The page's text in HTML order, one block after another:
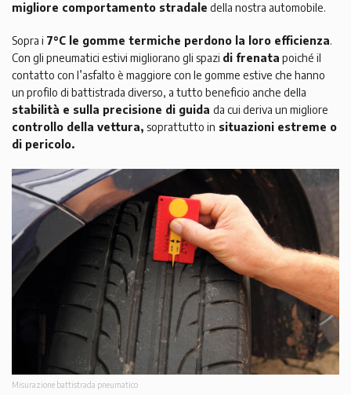
migliore comportamento stradale della nostra automobile.
Sopra i 7°C le gomme termiche perdono la loro efficienza.
Con gli pneumatici estivi migliorano gli spazi di frenata poiché il
contatto con l’asfalto è maggiore con le gomme estive che hanno
un profilo di battistrada diverso, a tutto beneficio anche della
stabilità e sulla precisione di guida da cui deriva un migliore
controllo della vettura, soprattutto in situazioni estreme o
di pericolo.
Misurazione battistrada pneumatico